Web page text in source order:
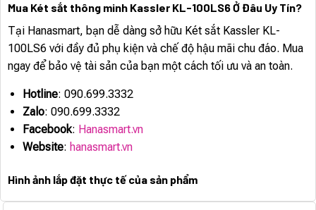
Mua Két sắt thông minh Kassler KL-100LS6 Ở Đâu Uy Tín?
Tại Hanasmart, bạn dễ dàng sở hữu Két sắt Kassler KL-
100LS6 với đầy đủ phụ kiện và chế độ hậu mãi chu đáo. Mua
ngay để bảo vệ tài sản của bạn một cách tối ưu và an toàn.
Hotline: 090.699.3332
Zalo: 090.699.3332
Facebook: Hanasmart.vn
Website: hanasmart.vn
Hình ảnh lắp đặt thực tế của sản phẩm